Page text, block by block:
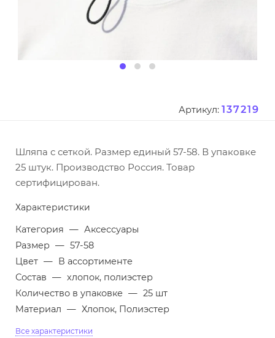
Артикул: 137219
Шляпа с сеткой. Размер единый 57-58. В упаковке
25 штук. Производство Россия. Товар
сертифицирован.
Характеристики
Категория — Аксессуары
Размер — 57-58
Цвет — В ассортименте
Состав — хлопок, полиэстер
Количество в упаковке — 25 шт
Материал — Хлопок, Полиэстер
Все характеристики